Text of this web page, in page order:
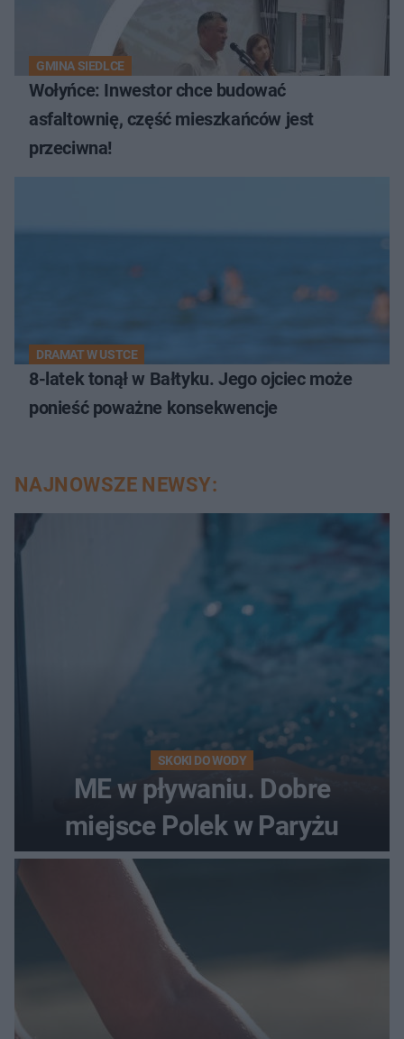
GMINA SIEDLCE
Wołyńce: Inwestor chce budować
asfaltownię, część mieszkańców jest
przeciwna!
DRAMAT W USTCE
8-latek tonął w Bałtyku. Jego ojciec może
ponieść poważne konsekwencje
NAJNOWSZE NEWSY:
SKOKI DO WODY
ME w pływaniu. Dobre
miejsce Polek w Paryżu